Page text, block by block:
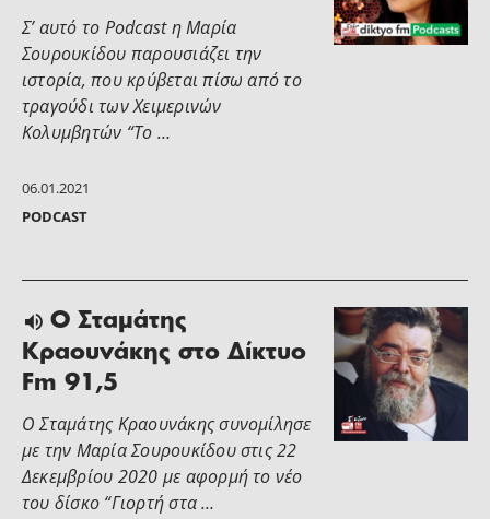
06.01.2021
PODCAST
Σ’ αυτό το Podcast η Μαρία
Σουρουκίδου παρουσιάζει την
ιστορία, που κρύβεται πίσω από το
τραγούδι των Χειμερινών
Κολυμβητών “Το …
Ο Σταμάτης
Κραουνάκης στο Δίκτυο
Fm 91,5
Ο Σταμάτης Κραουνάκης συνομίλησε
με την Μαρία Σουρουκίδου στις 22
Δεκεμβρίου 2020 με αφορμή το νέο
του δίσκο “Γιορτή στα …